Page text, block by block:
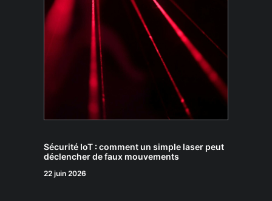
Sécurité IoT : comment un simple laser peut
déclencher de faux mouvements
22 juin 2026